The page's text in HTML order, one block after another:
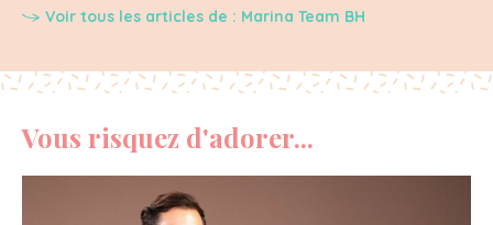
Voir tous les articles de : Marina Team BH
Vous risquez d'adorer...